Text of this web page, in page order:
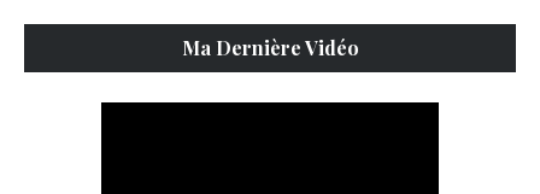
Ma Dernière Vidéo